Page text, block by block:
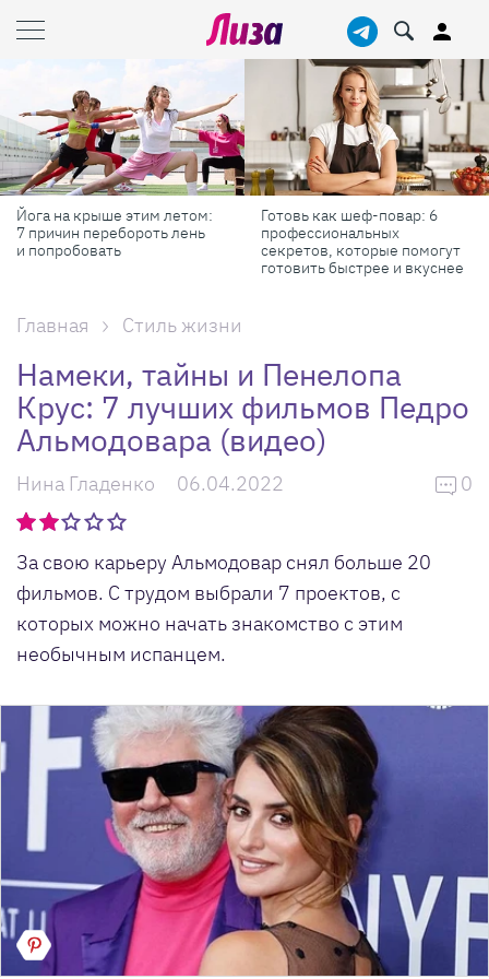
Готовь как шеф-повар: 6
профессиональных
секретов, которые помогут
Масштабные приключения:
самые красивые фестивали
России в августе
Главная Стиль жизни
Намеки, тайны и Пенелопа
Крус: 7 лучших фильмов Педро
Альмодовара (видео)
Нина Гладенко 06.04.2022 0
За свою карьеру Альмодовар снял больше 20
фильмов. С трудом выбрали 7 проектов, с
которых можно начать знакомство с этим
необычным испанцем.